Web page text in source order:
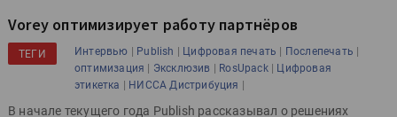
Vorey оптимизирует работу партнёров
ТЕГИ Интервью | Publish | Цифровая печать | Послепечать |
оптимизация | Эксклюзив | RosUpack| Цифровая
этикетка | НИССА Дистрибуция |
В начале текущего года Publish рассказывал о решениях